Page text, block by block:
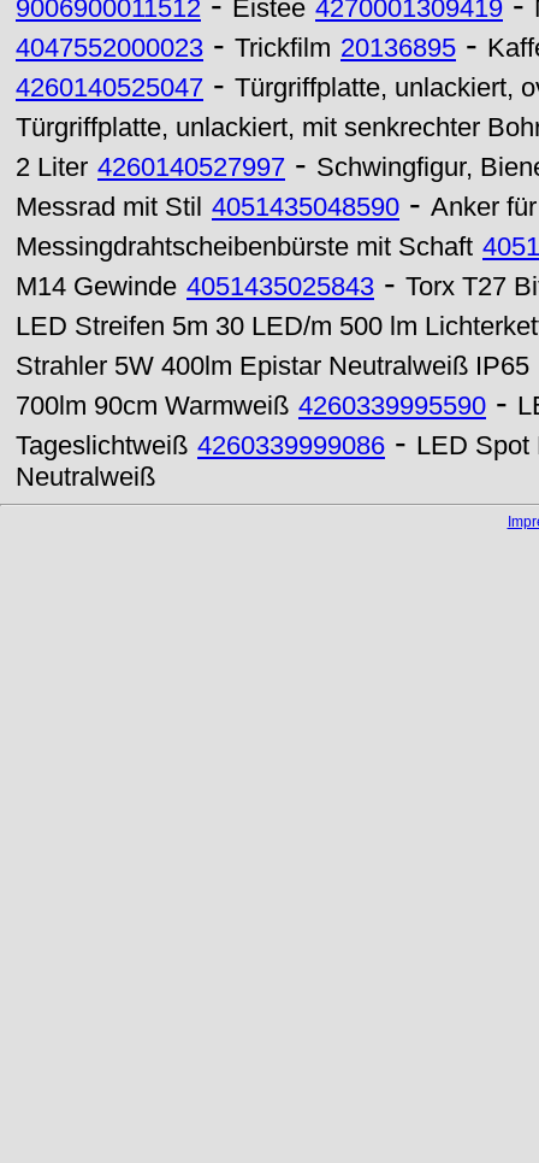
9006900011512 Eistee 4270001309419
4047552000023 - Trickfilm 20136895 -
4260140525047 - Türgriffplatte, unlackiert,
Türgriffplatte, unlackiert, mit senkrechter
2 Liter 4260140527997 - Schwingfigur,
Messrad mit Stil 4051435048590 - Anker
Messingdrahtscheibenbürste mit Schaft
M14 Gewinde 4051435025843 - Torx T27
LED Streifen 5m 30 LED/m 500 lm
Strahler 5W 400lm Epistar Neutralweiß IP65
700lm 90cm Warmweiß 4260339995590 -
Tageslichtweiß 4260339999086 - LED Spot
Neutralweiß